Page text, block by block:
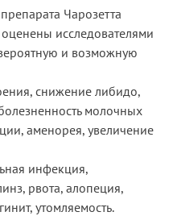
Чарозетта
исследователями
и возможную
снижение либидо,
молочных
аменорея, увеличение
инфекция,
рвота, алопеция,
утомляемость.